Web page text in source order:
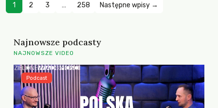
1 2 3 … 258 Następne wpisy →
Najnowsze podcasty
NAJNOWSZE VIDEO
Podcast